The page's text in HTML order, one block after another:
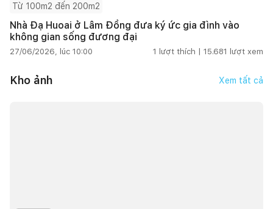
Từ 100m2 đến 200m2
Nhà Đạ Huoai ở Lâm Đồng đưa ký ức gia đình vào
không gian sống đương đại
27/06/2026, lúc 10:00 1 lượt thích | 15.681 lượt xem
Kho ảnh Xem tất cả